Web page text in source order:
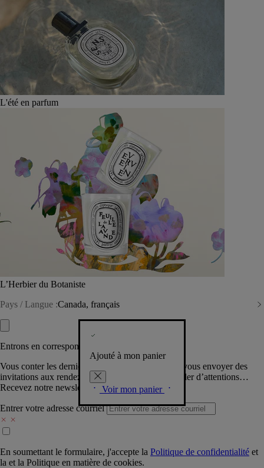
L'été en parfum
L’Herbier du Botaniste
Pays / Langue :Canada, français
Ajouté à mon panier
Voir mon panier
Entrons en correspondance​
Vous conter les dernières créations de la Maison, vous envoyer des
invitations aux rendez-vous Diptyque, vous combler d’attentions…
Recevez notre newsletter.
Entrer votre adresse courriel
En soumettant le formulaire, j'accepte la Politique de confidentialité et
la et la Politique en matière de cookies.